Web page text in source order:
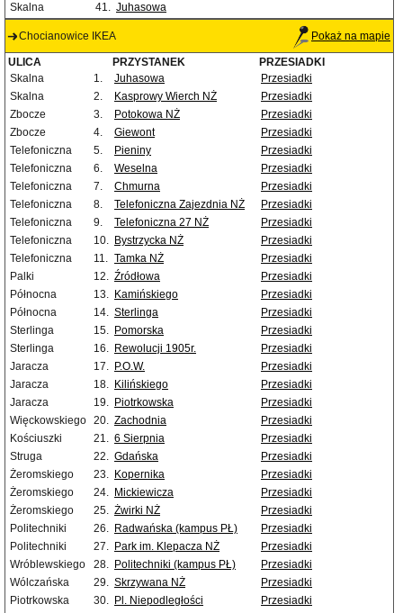
Skalna
41. Juhasowa
Chocianowice IKEA Pokaż na mapie
ULICA PRZYSTANEK
PRZESIADKI
Skalna
1. Juhasowa
Przesiadki
Skalna
2. Kasprowy Wierch NŻ
Przesiadki
Zbocze
3. Potokowa NŻ
Przesiadki
Zbocze
4. Giewont
Przesiadki
Telefoniczna
5. Pieniny
Przesiadki
Telefoniczna
6. Weselna
Przesiadki
Telefoniczna
7. Chmurna
Przesiadki
Telefoniczna
8. Telefoniczna Zajezdnia NŻ
Przesiadki
Telefoniczna
9. Telefoniczna 27 NŻ
Przesiadki
Telefoniczna
10. Bystrzycka NŻ
Przesiadki
Telefoniczna
11. Tamka NŻ
Przesiadki
Palki
12. Źródłowa
Przesiadki
Północna
13. Kamińskiego
Przesiadki
Północna
14. Sterlinga
Przesiadki
Sterlinga
15. Pomorska
Przesiadki
Sterlinga
16. Rewolucji 1905r.
Przesiadki
Jaracza
17. P.O.W.
Przesiadki
Jaracza
18. Kilińskiego
Przesiadki
Jaracza
19. Piotrkowska
Przesiadki
Więckowskiego 20. Zachodnia
Przesiadki
Kościuszki
21. 6 Sierpnia
Przesiadki
Struga
22. Gdańska
Przesiadki
Żeromskiego
23. Kopernika
Przesiadki
Żeromskiego
24. Mickiewicza
Przesiadki
Żeromskiego
25. Żwirki NŻ
Przesiadki
Politechniki
26. Radwańska (kampus PŁ)
Przesiadki
Politechniki
27. Park im. Klepacza NŻ
Przesiadki
Wróblewskiego
28. Politechniki (kampus PŁ)
Przesiadki
Wólczańska
29. Skrzywana NŻ
Przesiadki
Piotrkowska
30. Pl. Niepodległości
Przesiadki